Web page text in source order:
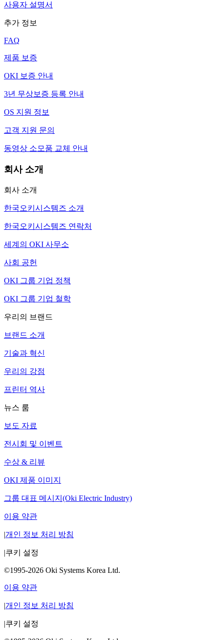
사용자 설명서
추가 정보
FAQ
제품 보증
OKI 보증 안내
3년 무상보증 등록 안내
OS 지원 정보
고객 지원 문의
동영상 소모품 교체 안내
회사 소개
회사 소개
한국오키시스템즈 소개
한국오키시스템즈 연락처
세계의 OKI 사무소
사회 공헌
OKI 그룹 기업 정책
OKI 그룹 기업 철학
우리의 브랜드
브랜드 소개
기술과 혁신
우리의 강점
프린터 역사
뉴스 룸
보도 자료
전시회 및 이벤트
수상 & 리뷰
OKI 제품 이미지
그룹 대표 메시지(Oki Electric Industry)
이용 약관
|개인 정보 처리 방침
|쿠키 설정
©1995-2026 Oki Systems Korea Ltd.
이용 약관
|개인 정보 처리 방침
|쿠키 설정